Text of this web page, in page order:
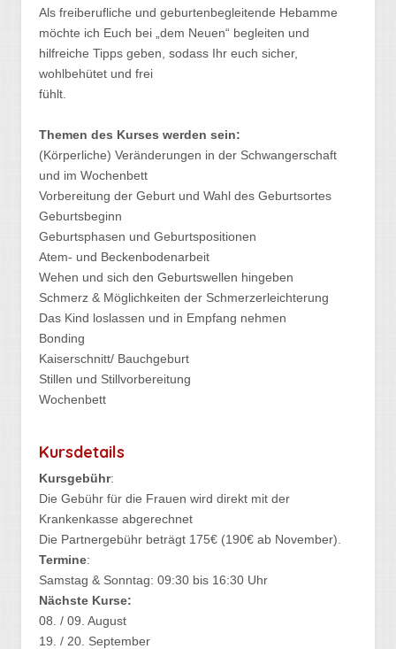
Als freiberufliche und geburtenbegleitende Hebamme
möchte ich Euch bei „dem Neuen“ begleiten und
hilfreiche Tipps geben, sodass Ihr euch sicher,
wohlbehütet und frei
fühlt.
Themen des Kurses werden sein:
(Körperliche) Veränderungen in der Schwangerschaft
und im Wochenbett
Vorbereitung der Geburt und Wahl des Geburtsortes
Geburtsbeginn
Geburtsphasen und Geburtspositionen
Atem- und Beckenbodenarbeit
Wehen und sich den Geburtswellen hingeben
Schmerz & Möglichkeiten der Schmerzerleichterung
Das Kind loslassen und in Empfang nehmen
Bonding
Kaiserschnitt/ Bauchgeburt
Stillen und Stillvorbereitung
Wochenbett
Kursdetails
Kursgebühr:
Die Gebühr für die Frauen wird direkt mit der
Krankenkasse abgerechnet
Die Partnergebühr beträgt 175€ (190€ ab November).
Termine:
Samstag & Sonntag: 09:30 bis 16:30 Uhr
Nächste Kurse:
08. / 09. August
19. / 20. September